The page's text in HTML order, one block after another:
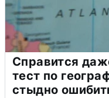
Справится
тест по
стыдно